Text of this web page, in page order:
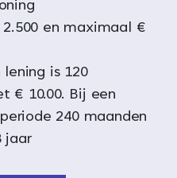
en maximaal €
is 120
€ 10.00. Bij een
240 maanden
jaar